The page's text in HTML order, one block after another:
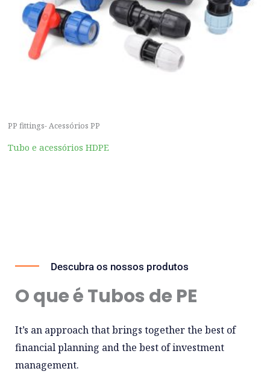
PP fittings- Acessórios PP
Tubo e acessórios HDPE
Descubra os nossos produtos
O que é Tubos de PE
It’s an approach that brings together the best of
financial planning and the best of investment
management.